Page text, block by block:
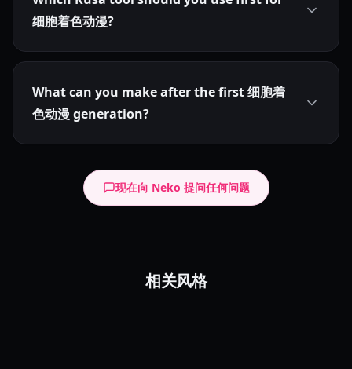
细胞着色动漫?
What can you make after the first 细胞着
色动漫 generation?
现在向 Neko 提问任何问题
相关风格